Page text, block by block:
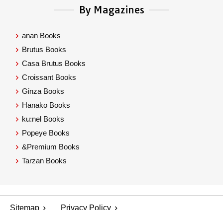
By Magazines
anan Books
Brutus Books
Casa Brutus Books
Croissant Books
Ginza Books
Hanako Books
ku:nel Books
Popeye Books
&Premium Books
Tarzan Books
Sitemap Privacy Policy